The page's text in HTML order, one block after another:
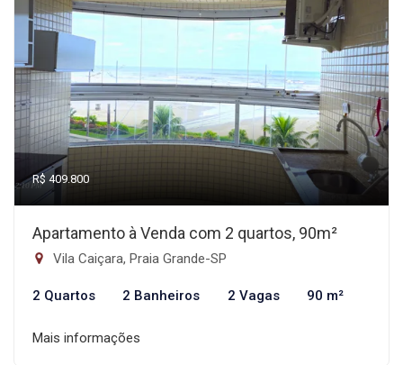
R$ 409.800
Apartamento à Venda com 2 quartos, 90m²
Vila Caiçara, Praia Grande-SP
2 Quartos 2 Banheiros 2 Vagas 90 m²
Mais informações